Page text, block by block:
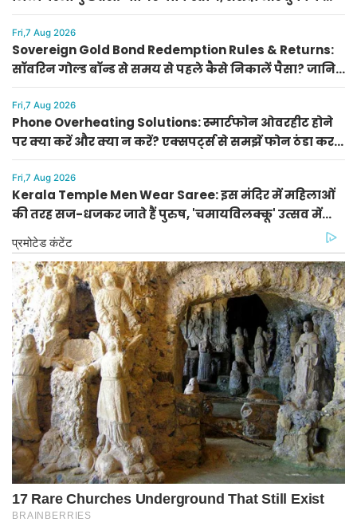
सैन्य गठबंधन के मायने
Fri,7 Aug 2026
Sovereign Gold Bond Redemption Rules & Returns:
सॉवरिन गोल्ड बॉन्ड से समय से पहले कैसे निकालें पैसा? जानिए
RBI की नई दरें और रिटर्न की पूरी गणना
Fri,7 Aug 2026
Phone Overheating Solutions: स्मार्टफोन ओवरहीट होने
पर क्या करें और क्या न करें? एक्सपर्ट्स से समझें फोन ठंडा करने
के सही उपाय
Fri,7 Aug 2026
Kerala Temple Men Wear Saree: इस मंदिर में महिलाओं
की तरह सज-धजकर जाते हैं पुरुष, 'चमायविलक्कू' उत्सव में
उमड़ती है भारी भीड़